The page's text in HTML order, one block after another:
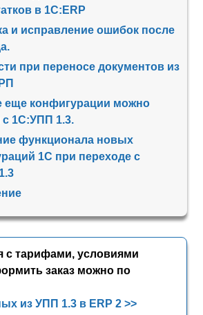
в 1С:ERP
и исправление ошибок после
при переносе документов из
еще конфигурации можно
с 1С:УПП 1.3.
функционала новых
1С при переходе с
с тарифами, условиями
заказ можно по
из УПП 1.3 в ERP 2 >>